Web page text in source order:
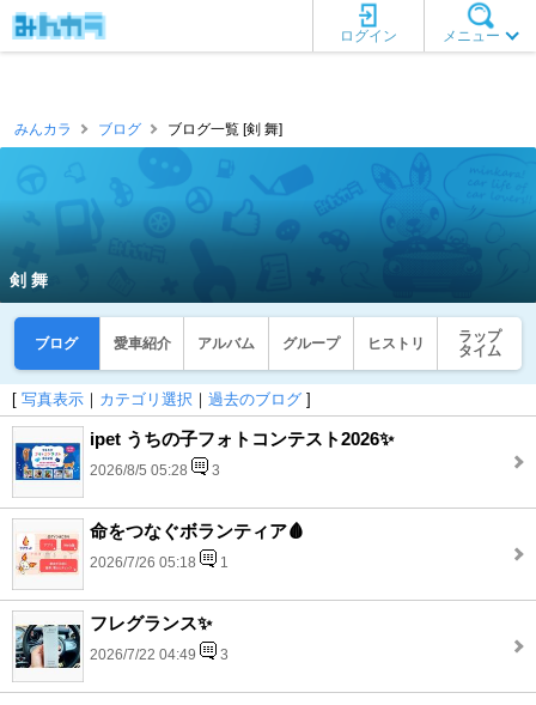
メニュー
ログイン
みんカラ ブログ ブログ一覧 [剣 舞]
剣 舞
ブログ 愛車紹介 アルバム グループ ヒストリ
ラップ
タイム
[ 写真表示 ｜ カテゴリ選択 ｜ 過去のブログ ]
ipet うちの子フォトコンテスト2026✨
2026/8/5 05:28 3
命をつなぐボランティア🩸
2026/7/26 05:18 1
フレグランス✨
2026/7/22 04:49 3